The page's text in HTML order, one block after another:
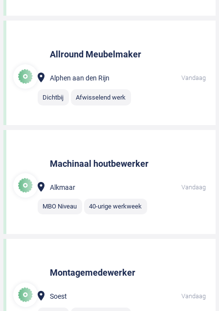
Allround Meubelmaker
Alphen aan den Rijn Vandaag
Dichtbij Afwisselend werk
Machinaal houtbewerker
Alkmaar Vandaag
MBO Niveau 40-urige werkweek
Montagemedewerker
Soest Vandaag